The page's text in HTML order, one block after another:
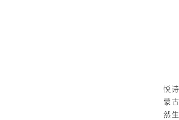
的使命，正开创名为“New
的美之未来，让全世界所
龄、性别与文化的界限，
悦
蒙
然